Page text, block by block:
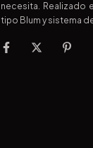
necesita. Realizado
tipo Blum y sistema